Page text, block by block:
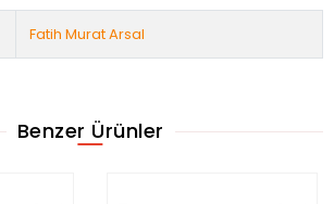
Fatih Murat Arsal
Benzer Ürünler